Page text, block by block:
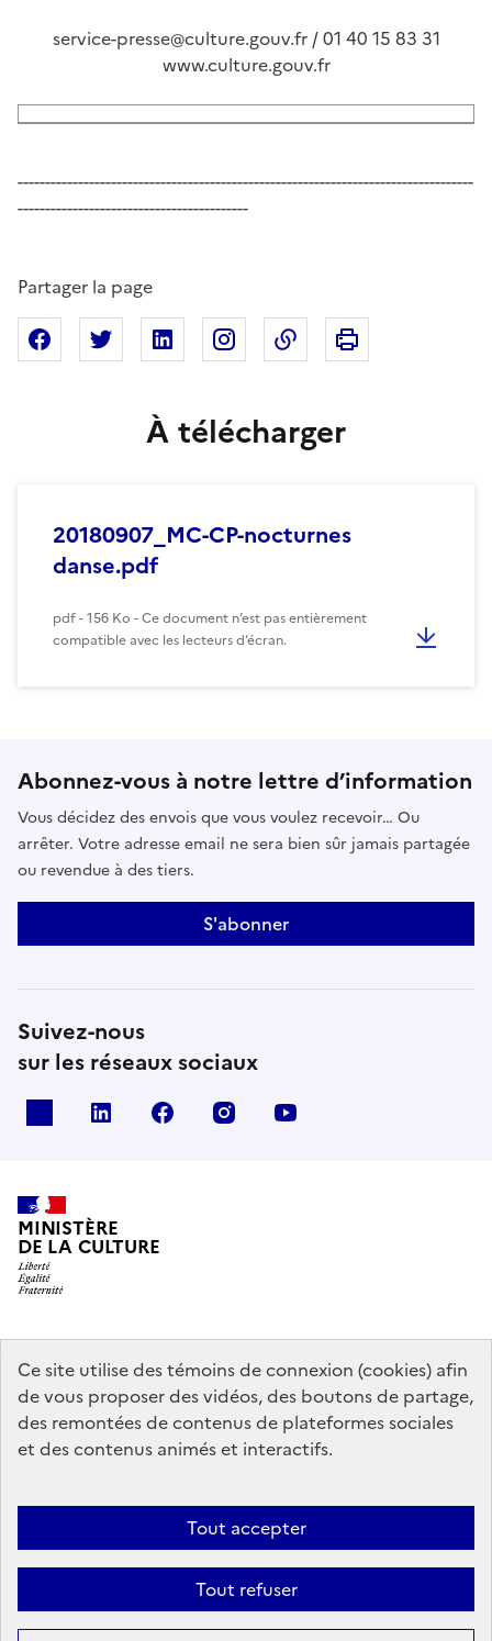
Ce site utilise des témoins de connexion (cookies) afin
de vous proposer des vidéos, des boutons de partage,
des remontées de contenus de plateformes sociales
et des contenus animés et interactifs.
Tout accepter
Tout refuser
service-presse@culture.gouv.fr / 01 40 15 83 31
www.culture.gouv.fr
-----------------------------------------------------------------------------------
------------------------------------------
Partager la page
Partager sur Facebook
Partager sur XPartager sur Linkedin
Partager sur Instagram
Copier dans le
Imprimer cette
À télécharger
20180907_MC-CP-nocturnes
danse.pdf
pdf - 156 Ko - Ce document n’est pas entièrement
compatible avec les lecteurs d’écran.
Abonnez-vous à notre lettre d’information
Vous décidez des envois que vous voulez recevoir… Ou
arrêter. Votre adresse email ne sera bien sûr jamais partagée
ou revendue à des tiers.
S'abonner
Suivez-nous
sur les réseaux sociaux
linkedin facebook instagram
MINISTÈRE
DE LA CULTURE
data.gouv.fr legifrance.gouv.fr
info.gouv.fr
service-public.gouv.fr
Contact Mentions légales
Accessibilité : partiellement conforme
Politique générale de protection des données
des témoins de connexion (cookies)
Plan du site